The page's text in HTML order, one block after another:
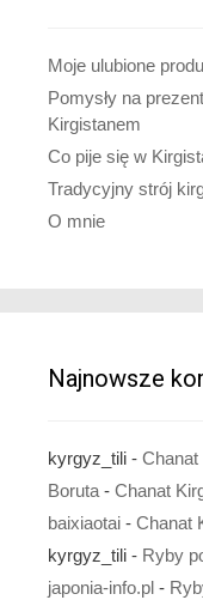
Moje ulubione
Pomysły na
Kirgistanem
Co pije się w
Tradycyjny strój
O mnie
Najnowsze
kyrgyz_tili - Chanat
Boruta- Chanat
baixiaotai - Chanat
kyrgyz_tili - Ryby
japonia-info.pl -